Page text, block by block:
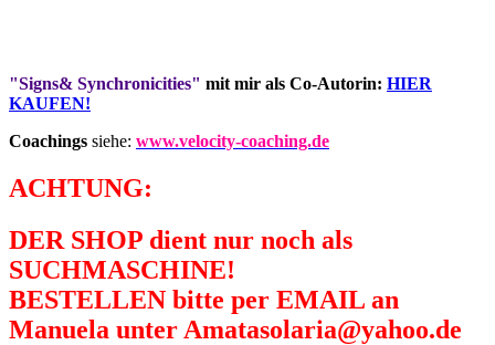
"Signs& Synchronicities" mit mir als Co-Autorin: HIER
KAUFEN!
Coachings siehe: www.velocity-coaching.de
ACHTUNG:
DER SHOP dient nur noch als
SUCHMASCHINE!
BESTELLEN bitte per EMAIL an
Manuela unter Amatasolaria@yahoo.de